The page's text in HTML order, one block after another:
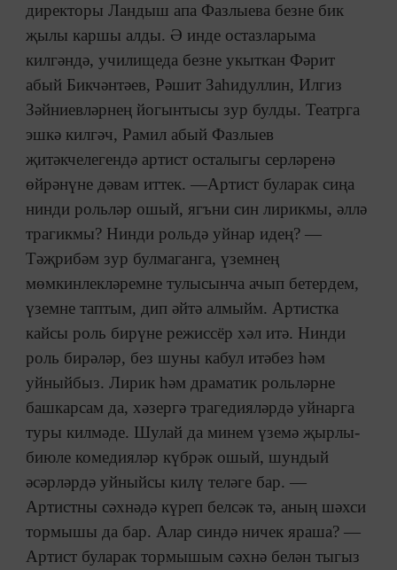
директоры Ландыш апа Фазлыева безне бик
җылы каршы алды. Ә инде остазларыма
килгәндә, училищеда безне укыткан Фәрит
абый Бикчәнтәев, Рәшит Заһидуллин, Илгиз
Зәйниевләрнең йогынтысы зур булды. Театрга
эшкә килгәч, Рамил абый Фазлыев
җитәкчелегендә артист осталыгы серләренә
өйрәнүне дәвам иттек. —Артист буларак сиңа
нинди рольләр ошый, ягъни син лирикмы, әллә
трагикмы? Нинди рольдә уйнар идең? —
Тәҗрибәм зур булмаганга, үземнең
мөмкинлекләремне тулысынча ачып бетердем,
үземне таптым, дип әйтә алмыйм. Артистка
кайсы роль бирүне режиссёр хәл итә. Нинди
роль бирәләр, без шуны кабул итәбез һәм
уйныйбыз. Лирик һәм драматик рольләрне
башкарсам да, хәзергә трагедияләрдә уйнарга
туры килмәде. Шулай да минем үземә җырлы-
биюле комедияләр күбрәк ошый, шундый
әсәрләрдә уйныйсы килү теләге бар. —
Артистны сәхнәдә күреп белсәк тә, аның шәхси
тормышы да бар. Алар синдә ничек яраша? —
Артист буларак тормышым сәхнә белән тыгыз